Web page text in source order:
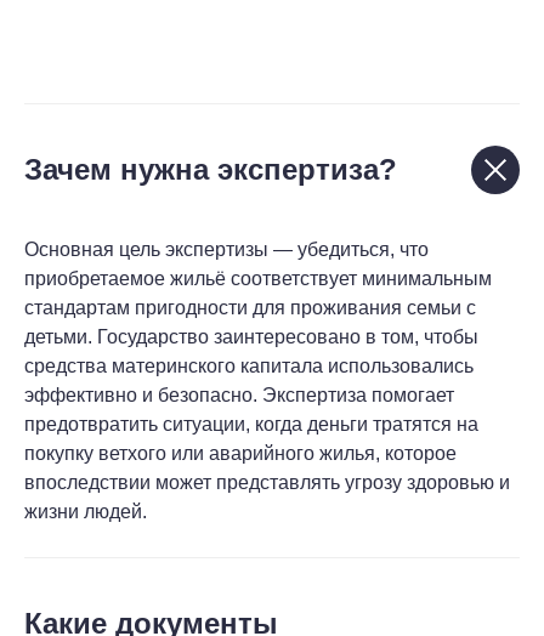
Зачем нужна экспертиза?
Основная цель экспертизы — убедиться, что
приобретаемое жильё соответствует минимальным
стандартам пригодности для проживания семьи с
детьми. Государство заинтересовано в том, чтобы
средства материнского капитала использовались
эффективно и безопасно. Экспертиза помогает
предотвратить ситуации, когда деньги тратятся на
покупку ветхого или аварийного жилья, которое
впоследствии может представлять угрозу здоровью и
жизни людей.
Какие документы
УСЛУГ». Все права защищены.
Политика конфиденциальности